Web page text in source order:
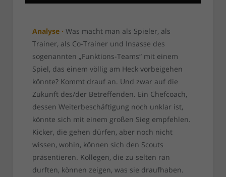
Analyse · Was macht man als Spieler, als
Trainer, als Co-Trainer und Insasse des
sogenannten „Funktions-Teams“ mit einem
Spiel, das einem völlig am Heck vorbeigehen
könnte? Kommt drauf an. Und zwar auf die
Zukunft des/der Betreffenden. Ein Chefcoach,
dessen Weiterbeschäftigung noch unklar ist,
könnte sich mit einem großen Sieg empfehlen.
Kicker, die gehen dürfen, aber noch nicht
wissen, wohin, können sich den Scouts
präsentieren. Kollegen, die zu selten ran
durften, können zeigen, was sie draufhaben.